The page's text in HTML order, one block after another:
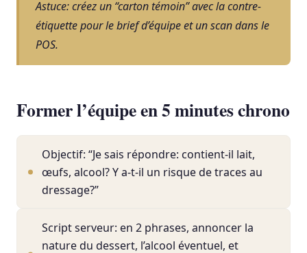
Astuce: créez un “carton témoin” avec la contre-
étiquette pour le brief d’équipe et un scan dans le
POS.
Former l’équipe en 5 minutes chrono
Objectif: “Je sais répondre: contient-il lait,
œufs, alcool? Y a-t-il un risque de traces au
dressage?”
Script serveur: en 2 phrases, annoncer la
nature du dessert, l’alcool éventuel, et